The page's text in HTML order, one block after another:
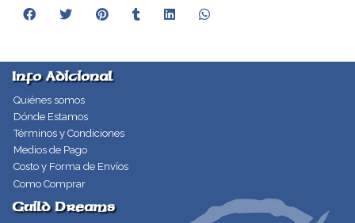
Info Adicional
Quiénes somos
Dónde Estamos
Términos y Condiciones
Medios de Pago
Costo y Forma de Envíos
Como Comprar
Guild Dreams